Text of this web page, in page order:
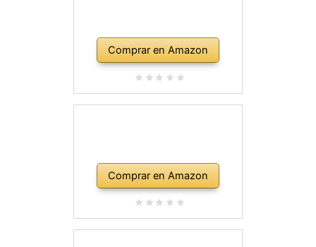
Comprar en Amazon
Comprar en Amazon